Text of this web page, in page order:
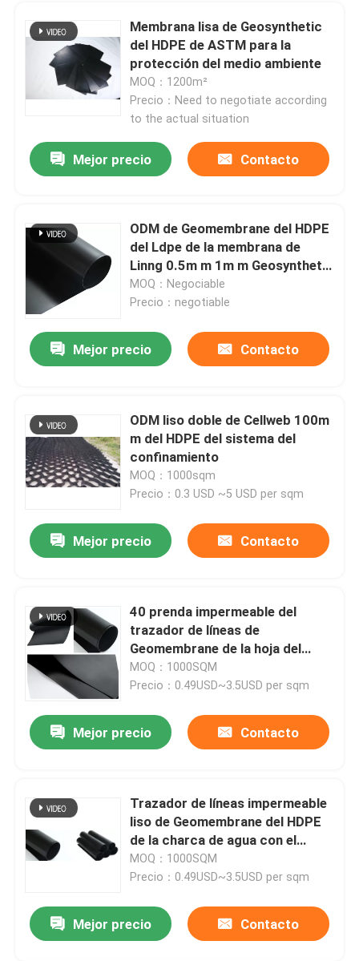
Membrana lisa de Geosynthetic
del HDPE de ASTM para la
protección del medio ambiente
MOQ：1200m²
Precio：Need to negotiate according
to the actual situation
Mejor precio Contacto
ODM de Geomembrane del HDPE
del Ldpe de la membrana de
Linng 0.5m m 1m m Geosynthetic
de la charca de pesca
MOQ：Negociable
Precio：negotiable
Mejor precio Contacto
ODM liso doble de Cellweb 100m
m del HDPE del sistema del
confinamiento
MOQ：1000sqm
Precio：0.3 USD ~5 USD per sqm
Mejor precio Contacto
40 prenda impermeable del
trazador de líneas de
Geomembrane de la hoja del
HDPE de la milipulgada 1.5m m
2.0m m para el sistema de
MOQ：1000SQM
Precio：0.49USD~3.5USD per sqm
Mejor precio Contacto
Trazador de líneas impermeable
liso de Geomembrane del HDPE
de la charca de agua con el
material bien del trazador de
líneas
MOQ：1000SQM
Precio：0.49USD~3.5USD per sqm
Mejor precio Contacto